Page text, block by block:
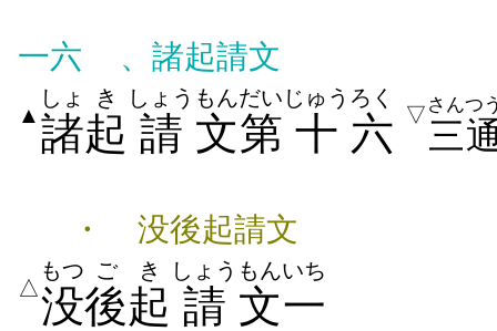
一六 、諸起請文
▲ 諸
しょ
起
き
請
しょう
文
もん
第
だい
十
じゅう
六
ろく
▽ 三
さんつ
・ 没後起請文
△没
もつ
後
ご
起
き
請
しょう
文
もん
一
いち